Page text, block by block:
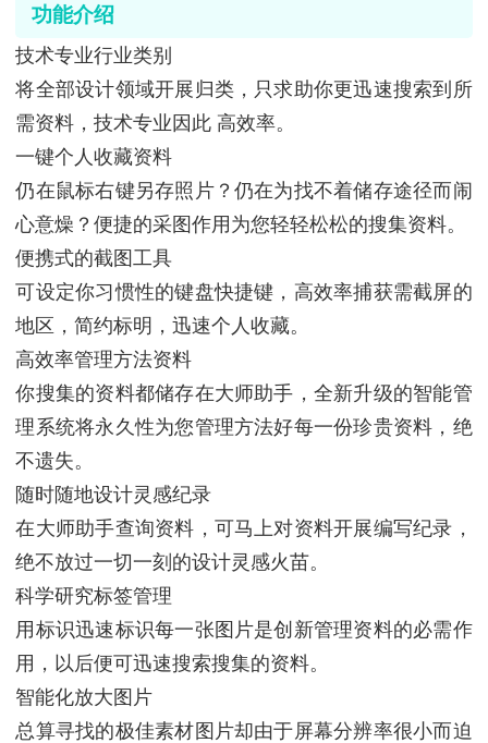
功能介绍
技术专业行业类别
将全部设计领域开展归类，只求助你更迅速搜索到所
需资料，技术专业因此 高效率。
一键个人收藏资料
仍在鼠标右键另存照片？仍在为找不着储存途径而闹
心意燥？便捷的采图作用为您轻轻松松的搜集资料。
便携式的截图工具
可设定你习惯性的键盘快捷键，高效率捕获需截屏的
地区，简约标明，迅速个人收藏。
高效率管理方法资料
你搜集的资料都储存在大师助手，全新升级的智能管
理系统将永久性为您管理方法好每一份珍贵资料，绝
不遗失。
随时随地设计灵感纪录
在大师助手查询资料，可马上对资料开展编写纪录，
绝不放过一切一刻的设计灵感火苗。
科学研究标签管理
用标识迅速标识每一张图片是创新管理资料的必需作
用，以后便可迅速搜索搜集的资料。
智能化放大图片
总算寻找的极佳素材图片却由于屏幕分辨率很小而迫